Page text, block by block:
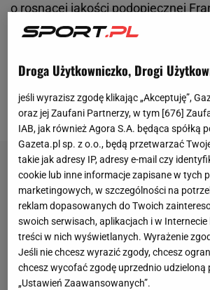
o rosnącej jakości podopiecznej
przekonała się Elisabetta
przy będącej w tak fenomenalnej
Raszyniance szans nie miała
Pegula.
Droga Użytkowniczko, Drogi
jeśli wyrazisz zgodę klikając „Akceptuję”,
oraz jej Zaufani Partnerzy, w tym [676]
IAB, jak również Agora S.A. będąca spółką
Gazeta.pl sp. z o.o., będą przetwarzać
takie jak adresy IP, adresy e-mail czy
cookie lub inne informacje zapisane w tych
marketingowych, w szczególności na
reklam dopasowanych do Twoich
swoich serwisach, aplikacjach i w
treści w nich wyświetlanych. Wyrażenie
Jeśli nie chcesz wyrazić zgody, chcesz
chcesz wycofać zgodę uprzednio udzieloną
„Ustawień Zaawansowanych”.